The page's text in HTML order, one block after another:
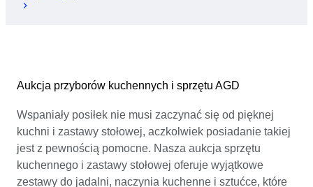
Aukcja przyborów kuchennych i sprzętu AGD
Wspaniały posiłek nie musi zaczynać się od pięknej
kuchni i zastawy stołowej, aczkolwiek posiadanie takiej
jest z pewnością pomocne. Nasza aukcja sprzętu
kuchennego i zastawy stołowej oferuje wyjątkowe
zestawy do jadalni, naczynia kuchenne i sztućce, które